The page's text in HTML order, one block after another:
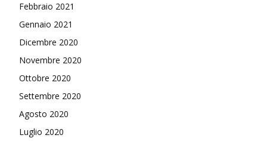
Febbraio 2021
Gennaio 2021
Dicembre 2020
Novembre 2020
Ottobre 2020
Settembre 2020
Agosto 2020
Luglio 2020